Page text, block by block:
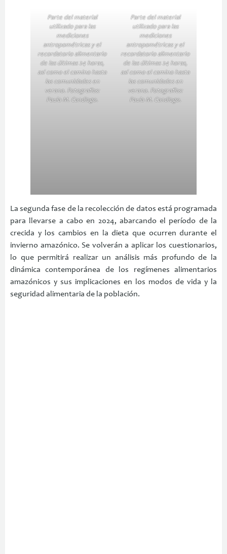
Parte del material
utilizado para las
mediciones
antropométricas y el
recordatorio alimentario
de las últimas 24 horas,
así como el camino hasta
las comunidades en
verano. Fotografías:
Paula M. Candiago.
Parte del material
utilizado para las
mediciones
antropométricas y el
recordatorio alimentario
de las últimas 24 horas,
así como el camino hasta
las comunidades en
verano. Fotografías:
Paula M. Candiago.
La segunda fase de la recolección de datos está programada
para llevarse a cabo en 2024, abarcando el período de la
crecida y los cambios en la dieta que ocurren durante el
invierno amazónico. Se volverán a aplicar los cuestionarios,
lo que permitirá realizar un análisis más profundo de la
dinámica contemporánea de los regímenes alimentarios
amazónicos y sus implicaciones en los modos de vida y la
seguridad alimentaria de la población.